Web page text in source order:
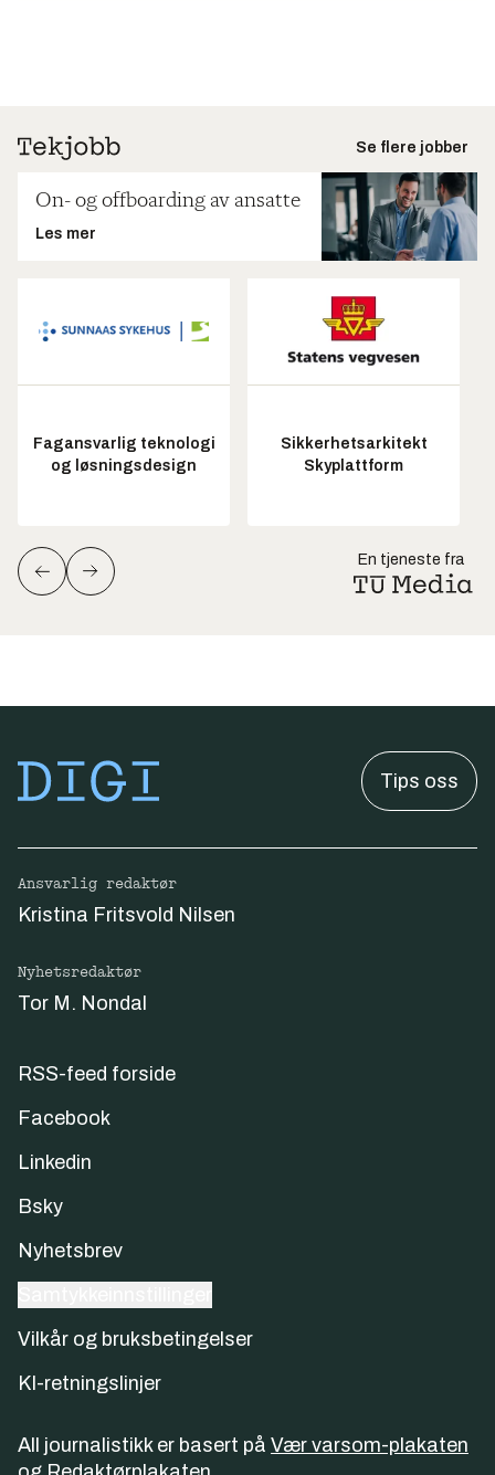
Se flere jobber
On- og offboarding av ansatte
Les mer
Fagansvarlig teknologi
og løsningsdesign
Sikkerhetsarkitekt
Skyplattform
En tjeneste fra
Tips oss
Ansvarlig redaktør
Kristina Fritsvold Nilsen
Nyhetsredaktør
Tor M. Nondal
RSS-feed forside
Facebook
Linkedin
Bsky
Nyhetsbrev
Vilkår og bruksbetingelser
KI-retningslinjer
All journalistikk er basert på Vær varsom-plakaten